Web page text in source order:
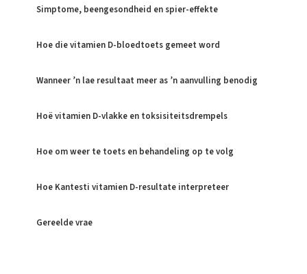
Simptome, beengesondheid en spier-effekte
Hoe die vitamien D-bloedtoets gemeet word
Wanneer ’n lae resultaat meer as ’n aanvulling benodig
Hoë vitamien D-vlakke en toksisiteitsdrempels
Hoe om weer te toets en behandeling op te volg
Hoe Kantesti vitamien D-resultate interpreteer
Gereelde vrae